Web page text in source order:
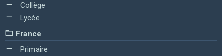
Collège
Lycée
France
Primaire